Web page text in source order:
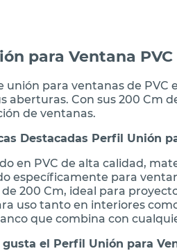
para Ventana PVC
unión para ventanas de PVC
aberturas. Con sus 200 Cm
de ventanas.
Destacadas Perfil Unión
en PVC de alta calidad,
específicamente para
200 Cm, ideal para
uso tanto en interiores
que combina con
el Perfil Unión para